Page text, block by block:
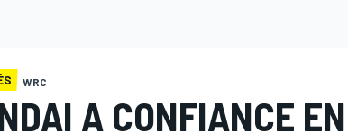
WRC
A CONFIANCE